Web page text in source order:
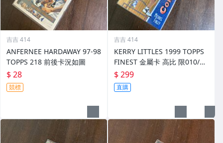
吉吉 414
ANFERNEE HARDAWAY 97-98
TOPPS 218 前後卡況如圖
$ 28
競標
吉吉 414
KERRY LITTLES 1999 TOPPS
FINEST 金屬卡 高比 限010/75
0 前後如圖
$ 299
直購